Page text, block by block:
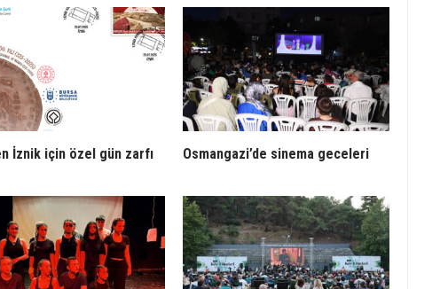
İznik için özel gün zarfı Osmangazi’de sinema geceleri